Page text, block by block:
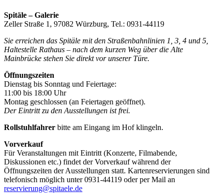
Spitäle – Galerie
Zeller Straße 1, 97082 Würzburg, Tel.: 0931-44119
Sie erreichen das Spitäle mit den Straßenbahnlinien 1, 3, 4 und 5,
Haltestelle Rathaus – nach dem kurzen Weg über die Alte
Mainbrücke stehen Sie direkt vor unserer Türe.
Öffnungszeiten
Dienstag bis Sonntag und Feiertage:
11:00 bis 18:00 Uhr
Montag geschlossen (an Feiertagen geöffnet).
Der Eintritt zu den Ausstellungen ist frei.
Rollstuhlfahrer bitte am Eingang im Hof klingeln.
Vorverkauf
Für Veranstaltungen mit Eintritt (Konzerte, Filmabende,
Diskussionen etc.) findet der Vorverkauf während der
Öffnungszeiten der Ausstellungen statt. Kartenreservierungen sind
telefonisch möglich unter 0931-44119 oder per Mail an
reservierung@spitaele.de